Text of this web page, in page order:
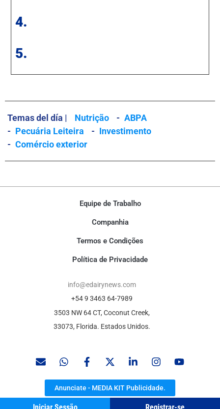
4.
5.
Temas del día | Nutrição - ABPA
- Pecuária Leiteira - Investimento
- Comércio exterior
Equipe de Trabalho
Companhia
Termos e Condições
Política de Privacidade
info@edairynews.com
+54 9 3463 64-7989
3503 NW 64 CT, Coconut Creek,
33073, Florida. Estados Unidos.
Anunciate - MEDIA KIT Publicidade.